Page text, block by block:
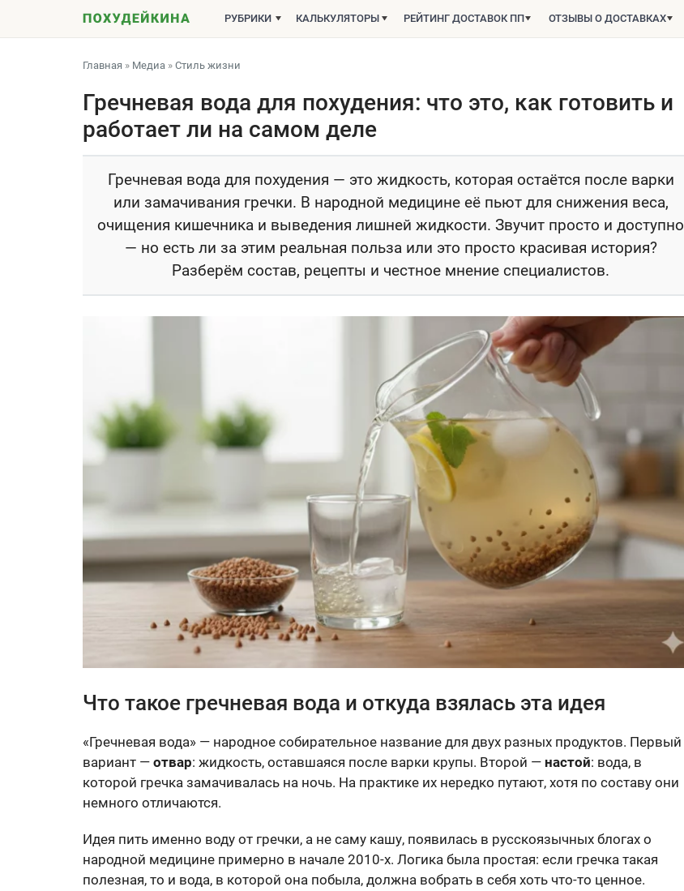
РУБРИКИ КАЛЬКУЛЯТОРЫ РЕЙТИНГ ДОСТАВОК ПП ОТЗЫВЫ О ДОСТАВКАХ
Главная » Медиа » Стиль жизни
Гречневая вода для похудения: что это, как готовить и
работает ли на самом деле
Гречневая вода для похудения — это жидкость, которая остаётся после варки
или замачивания гречки. В народной медицине её пьют для снижения веса,
очищения кишечника и выведения лишней жидкости. Звучит просто и доступно
— но есть ли за этим реальная польза или это просто красивая история?
Разберём состав, рецепты и честное мнение специалистов.
Что такое гречневая вода и откуда взялась эта идея
«Гречневая вода» — народное собирательное название для двух разных продуктов. Первый
вариант — отвар: жидкость, оставшаяся после варки крупы. Второй — настой: вода, в
которой гречка замачивалась на ночь. На практике их нередко путают, хотя по составу они
немного отличаются.
Идея пить именно воду от гречки, а не саму кашу, появилась в русскоязычных блогах о
народной медицине примерно в начале 2010-х. Логика была простая: если гречка такая
полезная, то и вода, в которой она побыла, должна вобрать в себя хоть что-то ценное.